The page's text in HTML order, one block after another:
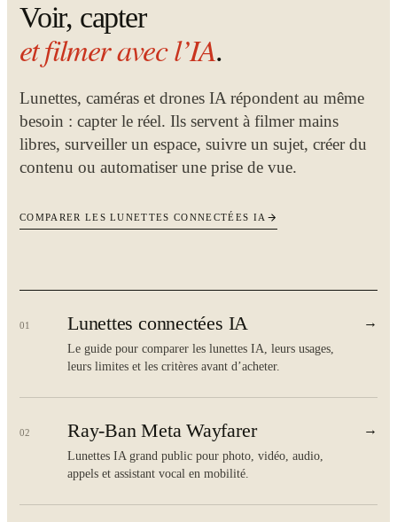
Voir, capter
et filmer avec l’IA.
Lunettes, caméras et drones IA répondent au même
besoin : capter le réel. Ils servent à filmer mains
libres, surveiller un espace, suivre un sujet, créer du
contenu ou automatiser une prise de vue.
COMPARER LES LUNETTES CONNECTÉES IA
01 Lunettes connectées IA
Le guide pour comparer les lunettes IA, leurs usages,
leurs limites et les critères avant d’acheter.
→
02 Ray-Ban Meta Wayfarer
Lunettes IA grand public pour photo, vidéo, audio,
appels et assistant vocal en mobilité.
→